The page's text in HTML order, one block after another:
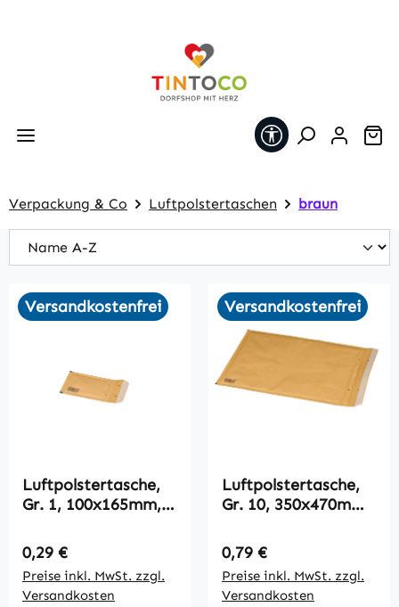
Werkzeugleiste
Verpackung & Co Luftpolstertaschen braun
Versandkostenfrei
Luftpolstertasche,
Gr. 1, 100x165mm,
Regulärer Preis:
0,29 €
Preise inkl. MwSt. zzgl.
Versandkosten
Versandkostenfrei
Luftpolstertasche,
Gr. 10, 350x470mm,
Regulärer Preis:
0,79 €
Preise inkl. MwSt. zzgl.
Versandkosten